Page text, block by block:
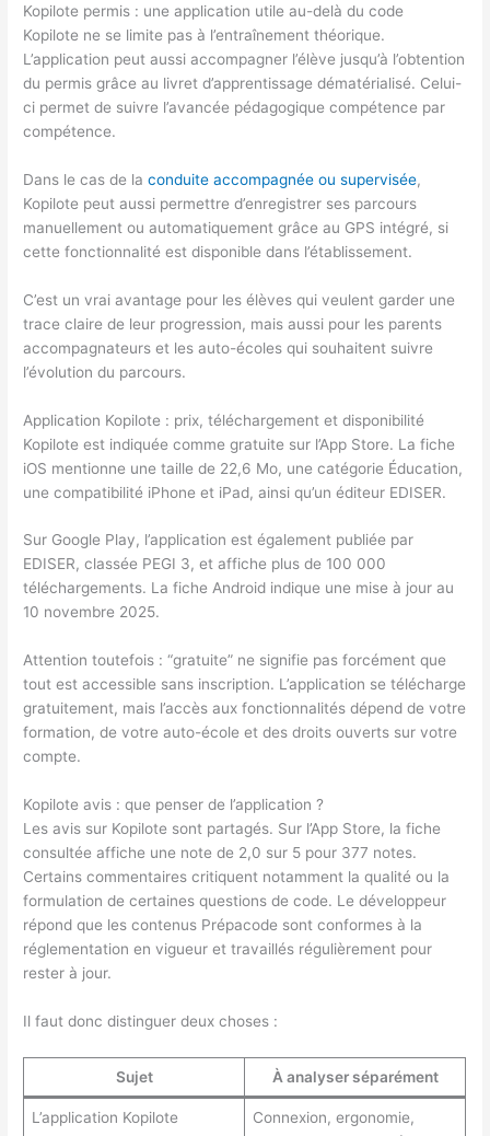
Kopilote permis : une application utile au-delà du code
Kopilote ne se limite pas à l’entraînement théorique.
L’application peut aussi accompagner l’élève jusqu’à l’obtention
du permis grâce au livret d’apprentissage dématérialisé. Celui-
ci permet de suivre l’avancée pédagogique compétence par
compétence.
Dans le cas de laconduite accompagnée ou supervisée,
Kopilote peut aussi permettre d’enregistrer ses parcours
manuellement ou automatiquement grâce au GPS intégré, si
cette fonctionnalité est disponible dans l’établissement.
C’est un vrai avantage pour les élèves qui veulent garder une
trace claire de leur progression, mais aussi pour les parents
accompagnateurs et les auto-écoles qui souhaitent suivre
l’évolution du parcours.
Application Kopilote : prix, téléchargement et disponibilité
Kopilote est indiquée comme gratuite sur l’App Store. La fiche
iOS mentionne une taille de 22,6 Mo, une catégorie Éducation,
une compatibilité iPhone et iPad, ainsi qu’un éditeur EDISER.
Sur Google Play, l’application est également publiée par
EDISER, classée PEGI 3, et affiche plus de 100 000
téléchargements. La fiche Android indique une mise à jour au
10 novembre 2025.
Attention toutefois : “gratuite” ne signifie pas forcément que
tout est accessible sans inscription. L’application se télécharge
gratuitement, mais l’accès aux fonctionnalités dépend de votre
formation, de votre auto-école et des droits ouverts sur votre
compte.
Kopilote avis : que penser de l’application ?
Les avis sur Kopilote sont partagés. Sur l’App Store, la fiche
consultée affiche une note de 2,0 sur 5 pour 377 notes.
Certains commentaires critiquent notamment la qualité ou la
formulation de certaines questions de code. Le développeur
répond que les contenus Prépacode sont conformes à la
réglementation en vigueur et travaillés régulièrement pour
rester à jour.
Il faut donc distinguer deux choses :
Sujet À analyser séparément
L’application Kopilote
Connexion, ergonomie,